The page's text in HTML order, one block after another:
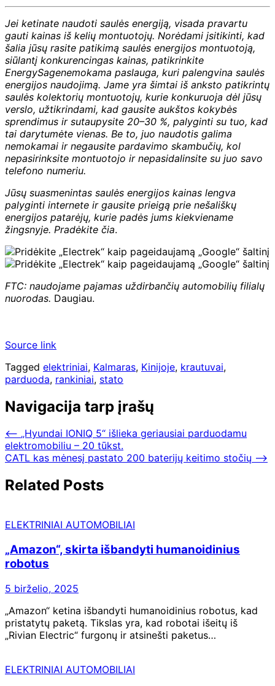
Jei ketinate naudoti saulės energiją, visada pravartu
gauti kainas iš kelių montuotojų. Norėdami įsitikinti, kad
šalia jūsų rasite patikimą saulės energijos montuotoją,
siūlantį konkurencingas kainas, patikrinkite
EnergySagenemokama paslauga, kuri palengvina saulės
energijos naudojimą. Jame yra šimtai iš anksto patikrintų
saulės kolektorių montuotojų, kurie konkuruoja dėl jūsų
verslo, užtikrindami, kad gausite aukštos kokybės
sprendimus ir sutaupysite 20–30 %, palyginti su tuo, kad
tai darytumėte vienas. Be to, juo naudotis galima
nemokamai ir negausite pardavimo skambučių, kol
nepasirinksite montuotojo ir nepasidalinsite su juo savo
telefono numeriu.
Jūsų suasmenintas saulės energijos kainas lengva
palyginti internete ir gausite prieigą prie nešališkų
energijos patarėjų, kurie padės jums kiekviename
žingsnyje. Pradėkite čia.
FTC: naudojame pajamas uždirbančių automobilių filialų
nuorodas. Daugiau.
Source link
Tagged elektriniai, Kalmaras, Kinijoje, krautuvai,
parduoda, rankiniai, stato
Navigacija tarp įrašų
⟵ „Hyundai IONIQ 5“ išlieka geriausiai parduodamu
elektromobiliu – 20 tūkst.
CATL kas mėnesį pastato 200 baterijų keitimo stočių ⟶
Related Posts
ELEKTRINIAI AUTOMOBILIAI
„Amazon“, skirta išbandyti humanoidinius
robotus
5 birželio, 2025
„Amazon“ ketina išbandyti humanoidinius robotus, kad
pristatytų paketą. Tikslas yra, kad robotai išeitų iš
„Rivian Electric“ furgonų ir atsinešti paketus…
ELEKTRINIAI AUTOMOBILIAI